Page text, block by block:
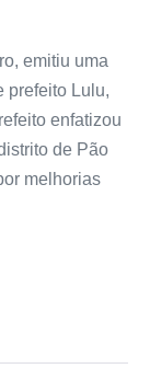
emitiu uma
prefeito Lulu,
enfatizou
de Pão
melhorias